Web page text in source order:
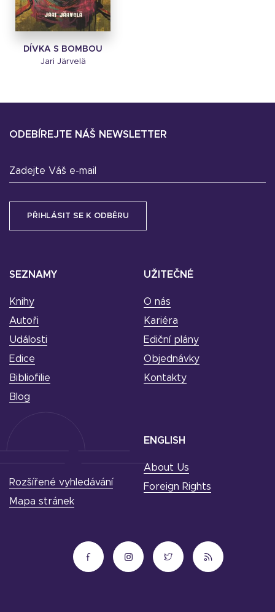
DÍVKA S BOMBOU
Jari Järvelä
SEZNAMY
Knihy
Autoři
Události
Edice
Bibliofilie
Blog
UŽITEČNÉ
O nás
Kariéra
Ediční plány
Objednávky
Kontakty
ODEBÍREJTE NÁŠ NEWSLETTER
Zadejte Váš e-mail
ENGLISH
About Us
Foreign Rights
Rozšířené vyhledávání
Mapa stránek